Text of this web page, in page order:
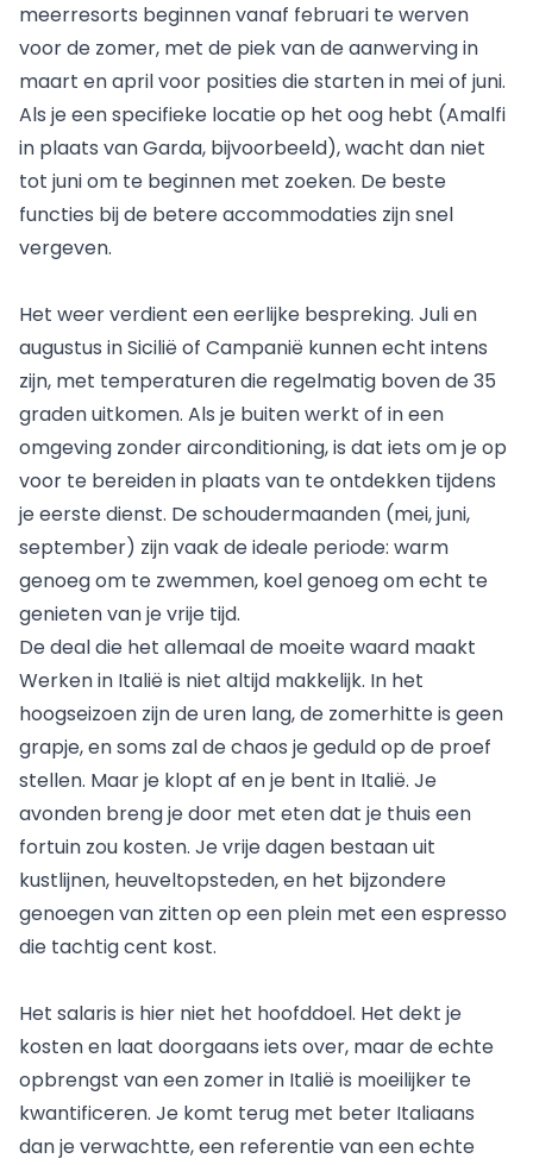
meerresorts beginnen vanaf februari te werven
voor de zomer, met de piek van de aanwerving in
maart en april voor posities die starten in mei of juni.
Als je een specifieke locatie op het oog hebt (Amalfi
in plaats van Garda, bijvoorbeeld), wacht dan niet
tot juni om te beginnen met zoeken. De beste
functies bij de betere accommodaties zijn snel
vergeven.
Het weer verdient een eerlijke bespreking. Juli en
augustus in Sicilië of Campanië kunnen echt intens
zijn, met temperaturen die regelmatig boven de 35
graden uitkomen. Als je buiten werkt of in een
omgeving zonder airconditioning, is dat iets om je op
voor te bereiden in plaats van te ontdekken tijdens
je eerste dienst. De schoudermaanden (mei, juni,
september) zijn vaak de ideale periode: warm
genoeg om te zwemmen, koel genoeg om echt te
genieten van je vrije tijd.
De deal die het allemaal de moeite waard maakt
Werken in Italië is niet altijd makkelijk. In het
hoogseizoen zijn de uren lang, de zomerhitte is geen
grapje, en soms zal de chaos je geduld op de proef
stellen. Maar je klopt af en je bent in Italië. Je
avonden breng je door met eten dat je thuis een
fortuin zou kosten. Je vrije dagen bestaan uit
kustlijnen, heuveltopsteden, en het bijzondere
genoegen van zitten op een plein met een espresso
die tachtig cent kost.
Het salaris is hier niet het hoofddoel. Het dekt je
kosten en laat doorgaans iets over, maar de echte
opbrengst van een zomer in Italië is moeilijker te
kwantificeren. Je komt terug met beter Italiaans
dan je verwachtte, een referentie van een echte